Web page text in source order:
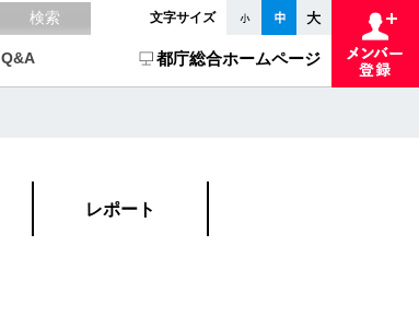
文字サイズ
Q&A 都庁総合ホームページ
レポート